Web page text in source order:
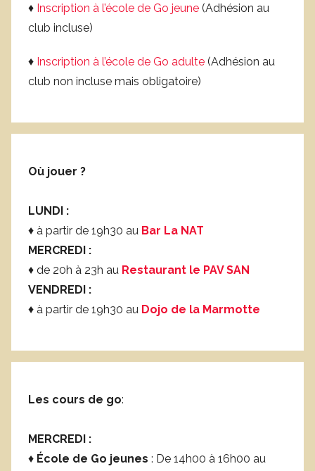
♦ Inscription à l’école de Go jeune (Adhésion au
club incluse)
♦ Inscription à l’école de Go adulte (Adhésion au
club non incluse mais obligatoire)
Où jouer ?
LUNDI :
♦ à partir de 19h30 au Bar La NAT
MERCREDI :
♦ de 20h à 23h au Restaurant le PAV SAN
VENDREDI :
♦ à partir de 19h30 au Dojo de la Marmotte
Les cours de go:
MERCREDI :
♦ École de Go jeunes : De 14h00 à 16h00 au